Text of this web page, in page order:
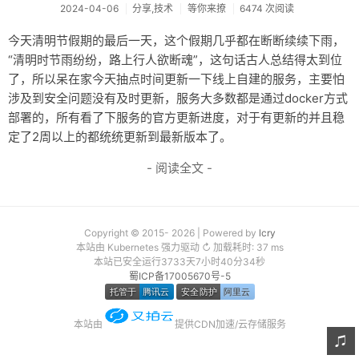
关于
2024-04-06 分享,技术 等你来撩 6474 次阅读
今天清明节假期的最后一天，这个假期几乎都在断断续续下雨，
“清明时节雨纷纷，路上行人欲断魂”，这句话古人总结得太到位
了，所以呆在家今天抽点时间更新一下线上自建的服务，主要怕
涉及到安全问题没有及时更新，服务大多数都是通过docker方式
部署的，所有看了下服务的官方更新进度，对于有更新的并且稳
定了2周以上的都统统更新到最新版本了。
- 阅读全文 -
Copyright © 2015- 2026 | Powered by lcry
本站由 Kubernetes 强力驱动 ↻ 加载耗时: 37 ms
本站已安全运行3733天7小时40分34秒
蜀ICP备17005670号-5
本站由 提供CDN加速/云存储服务